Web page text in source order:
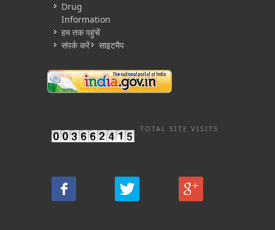
Drug
Information
हम तक पहुंचें
संपर्क करें
साइटमैप
TOTAL SITE VISITS